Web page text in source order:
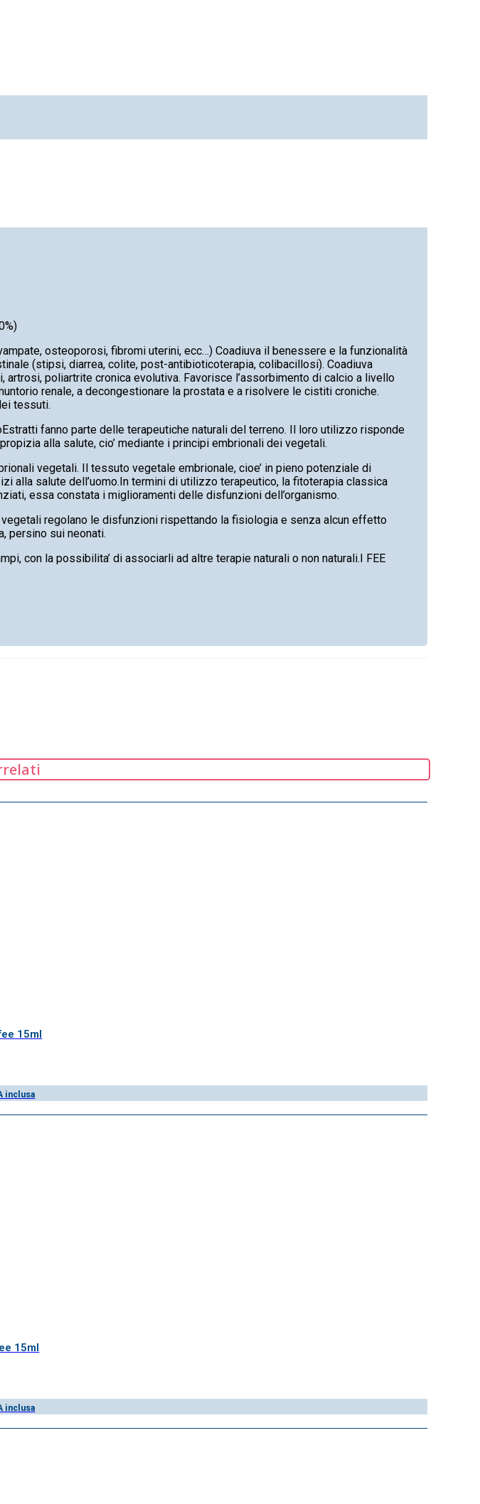
osteoporosi, fibromi uterini, ecc…) Coadiuva il benessere e la funzionalità
(stipsi, diarrea, colite, post-antibioticoterapia, colibacillosi). Coadiuva
poliartrite cronica evolutiva. Favorisce l’assorbimento di calcio a livello
renale, a decongestionare la prostata e a risolvere le cistiti croniche.
tessuti.
fanno parte delle terapeutiche naturali del terreno. Il loro utilizzo risponde
alla salute, cio’ mediante i principi embrionali dei vegetali.
vegetali. Il tessuto vegetale embrionale, cioe’ in pieno potenziale di
alla salute dell’uomo.In termini di utilizzo terapeutico, la fitoterapia classica
essa constata i miglioramenti delle disfunzioni dell’organismo.
vegetali regolano le disfunzioni rispettando la fisiologia e senza alcun effetto
persino sui neonati.
con la possibilita’ di associarli ad altre terapie naturali o non naturali.I FEE
15ml
inclusa
15ml
inclusa